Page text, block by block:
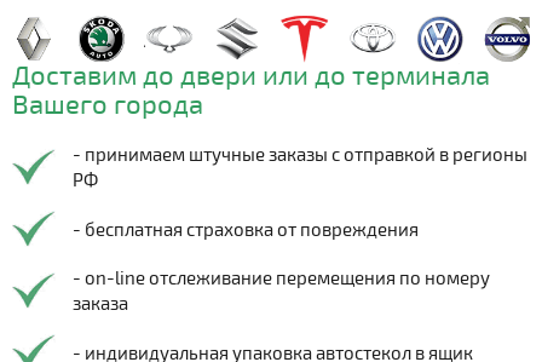
Доставим до двери или до терминала
Вашего города
- принимаем штучные заказы с отправкой в регионы
РФ
- бесплатная страховка от повреждения
- on-line отслеживание перемещения по номеру
заказа
- индивидуальная упаковка автостекол в ящик